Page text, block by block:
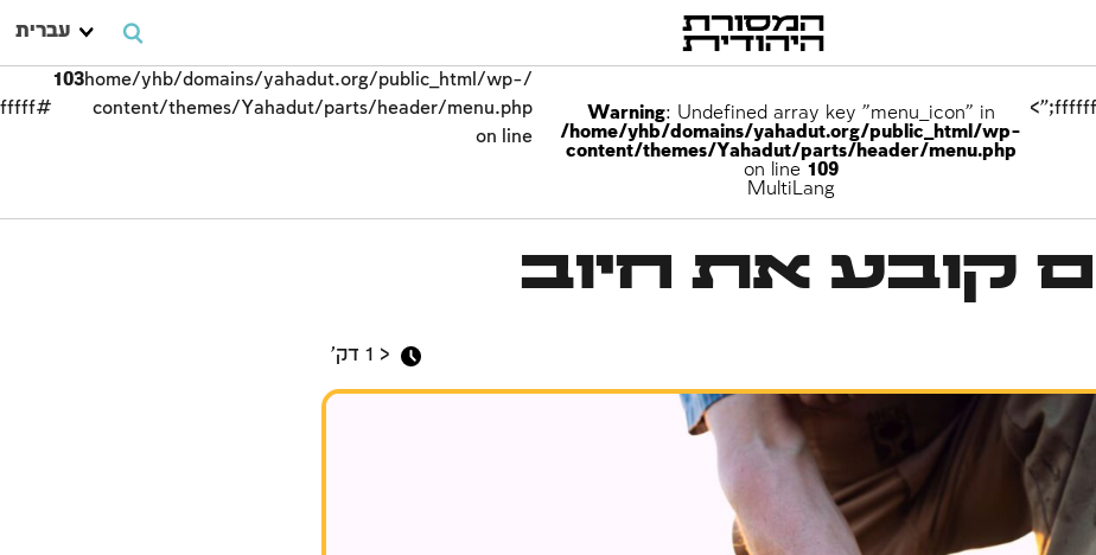
עברית
Warning: Undefined array key "menu_icon" in
/home/yhb/domains/yahadut.org/public_html/wp-
content/themes/Yahadut/parts/header/menu.php
on line 109
MultiLang
/home/yhb/domains/yahadut.org/public_html/wp-
content/themes/Yahadut/parts/header/menu.php
on line
103
#ffffff;">
קובע את חיוב
< 1 דק'